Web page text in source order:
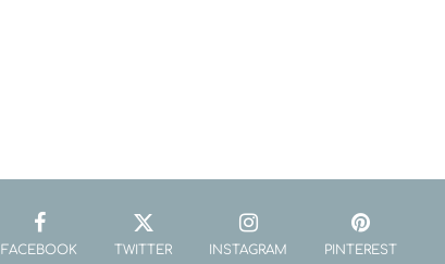
FACEBOOK TWITTER INSTAGRAM PINTEREST